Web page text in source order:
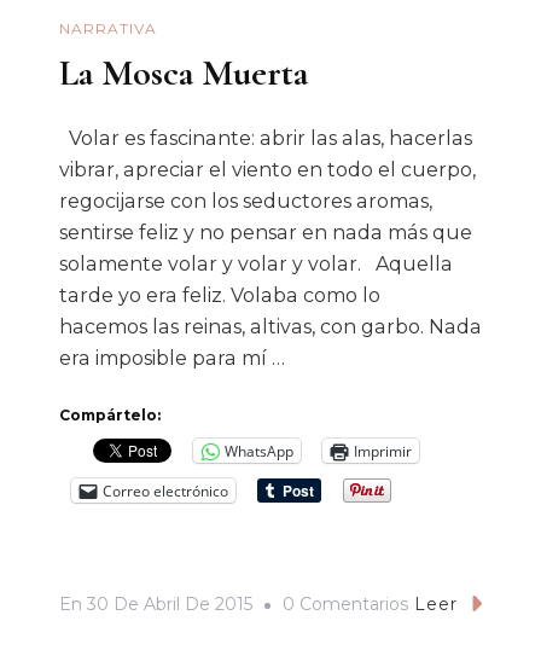
NARRATIVA
La Mosca Muerta
Volar es fascinante: abrir las alas, hacerlas
vibrar, apreciar el viento en todo el cuerpo,
regocijarse con los seductores aromas,
sentirse feliz y no pensar en nada más que
solamente volar y volar y volar. Aquella
tarde yo era feliz. Volaba como lo
hacemos las reinas, altivas, con garbo. Nada
era imposible para mí …
Compártelo:
WhatsApp
Imprimir
Correo electrónico
En 30 De Abril De 2015 0 ComentariosEnLeer